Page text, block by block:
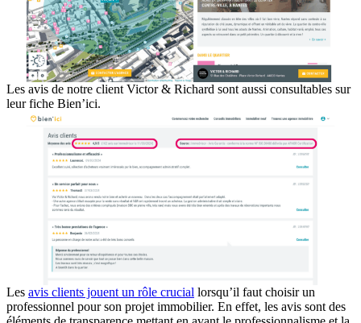
Les avis de notre client Victor & Richard sont aussi consultables sur
leur fiche Bien’ici.
Les avis clients jouent un rôle crucial lorsqu’il faut choisir un
professionnel pour son projet immobilier. En effet, les avis sont des